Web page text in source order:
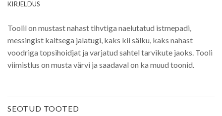
KIRJELDUS
Toolil on mustast nahast tihvtiga naelutatud istmepadi,
messingist kaitsega jalatugi, kaks kii sälku, kaks nahast
voodriga topsihoidjat ja varjatud sahtel tarvikute jaoks. Tooli
viimistlus on musta värvi ja saadaval on ka muud toonid.
SEOTUD TOOTED